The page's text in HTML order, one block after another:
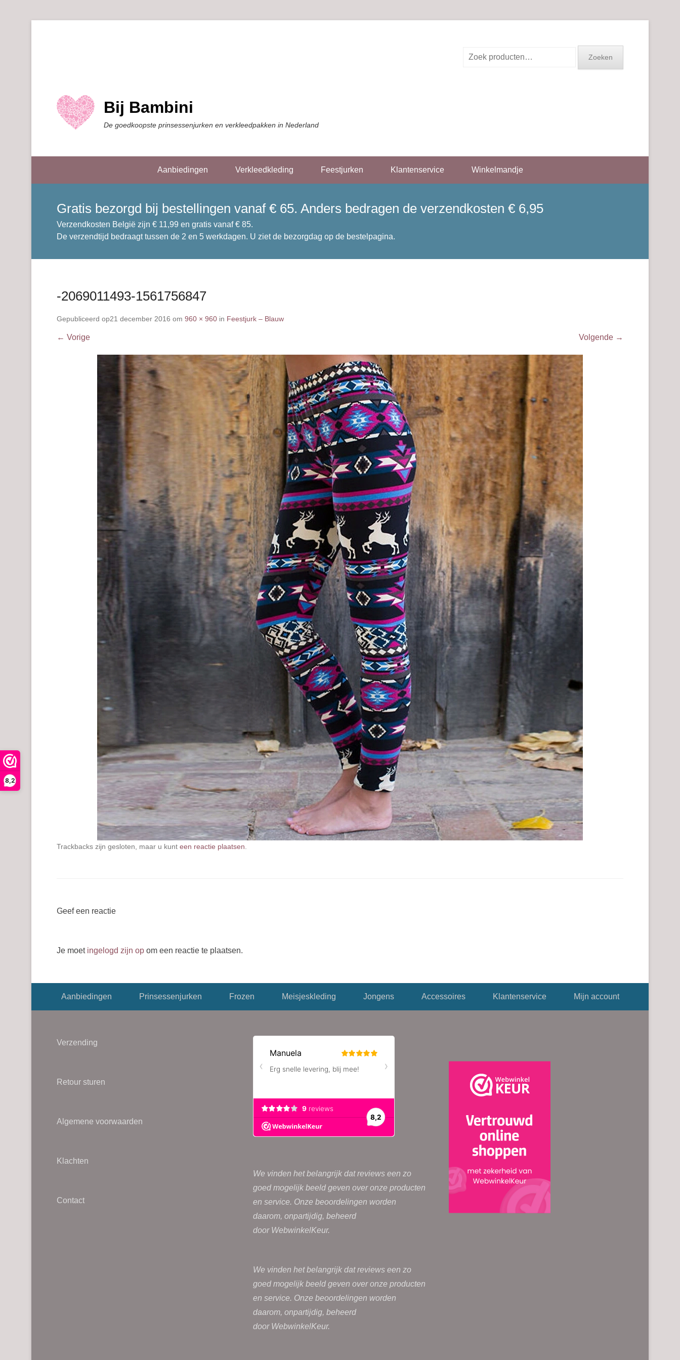
8,2
Zoeken
Zoeken
Bij Bambini
De goedkoopste prinsessenjurken en verkleedpakken in Nederland
Aanbiedingen Verkleedkleding Feestjurken Klantenservice Winkelmandje
Gratis bezorgd bij bestellingen vanaf € 65. Anders bedragen de verzendkosten € 6,95
Verzendkosten België zijn € 11,99 en gratis vanaf € 85.
De verzendtijd bedraagt tussen de 2 en 5 werkdagen. U ziet de bezorgdag op de bestelpagina.
-2069011493-1561756847
Gepubliceerd op21 december 2016 om 960 × 960 in Feestjurk – Blauw
← Vorige Volgende →
Trackbacks zijn gesloten, maar u kunt een reactie plaatsen
Geef een reactie
Je moet ingelogd zijn op om een reactie te plaatsen.
Aanbiedingen Prinsessenjurken Frozen Meisjeskleding Jongens Accessoires Klantenservice Mijn account
Verzending
Retour sturen
Algemene voorwaarden
Klachten
Contact
We vinden het belangrijk dat reviews een zo
goed mogelijk beeld geven over onze producten
en service. Onze beoordelingen worden
daarom, onpartijdig, beheerd
door WebwinkelKeur.
We vinden het belangrijk dat reviews een zo
goed mogelijk beeld geven over onze producten
en service. Onze beoordelingen worden
daarom, onpartijdig, beheerd
door WebwinkelKeur.